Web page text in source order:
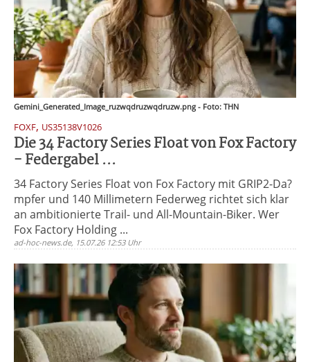
Gemini_Generated_Image_ruzwqdruzwqdruzw.png - Foto: THN
FOXF, US35138V1026
Die 34 Factory Series Float von Fox Factory
- Federgabel ...
34 Factory Series Float von Fox Factory mit GRIP2-Da?
mpfer und 140 Millimetern Federweg richtet sich klar
an ambitionierte Trail- und All-Mountain-Biker. Wer
Fox Factory Holding ...
ad-hoc-news.de, 15.07.26 12:53 Uhr